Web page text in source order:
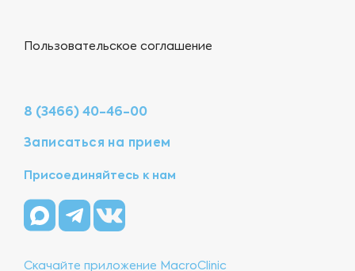
Пользовательское соглашение
8 (3466) 40-46-00
Записаться на прием
Присоединяйтесь к нам
Скачайте приложение MacroClinic